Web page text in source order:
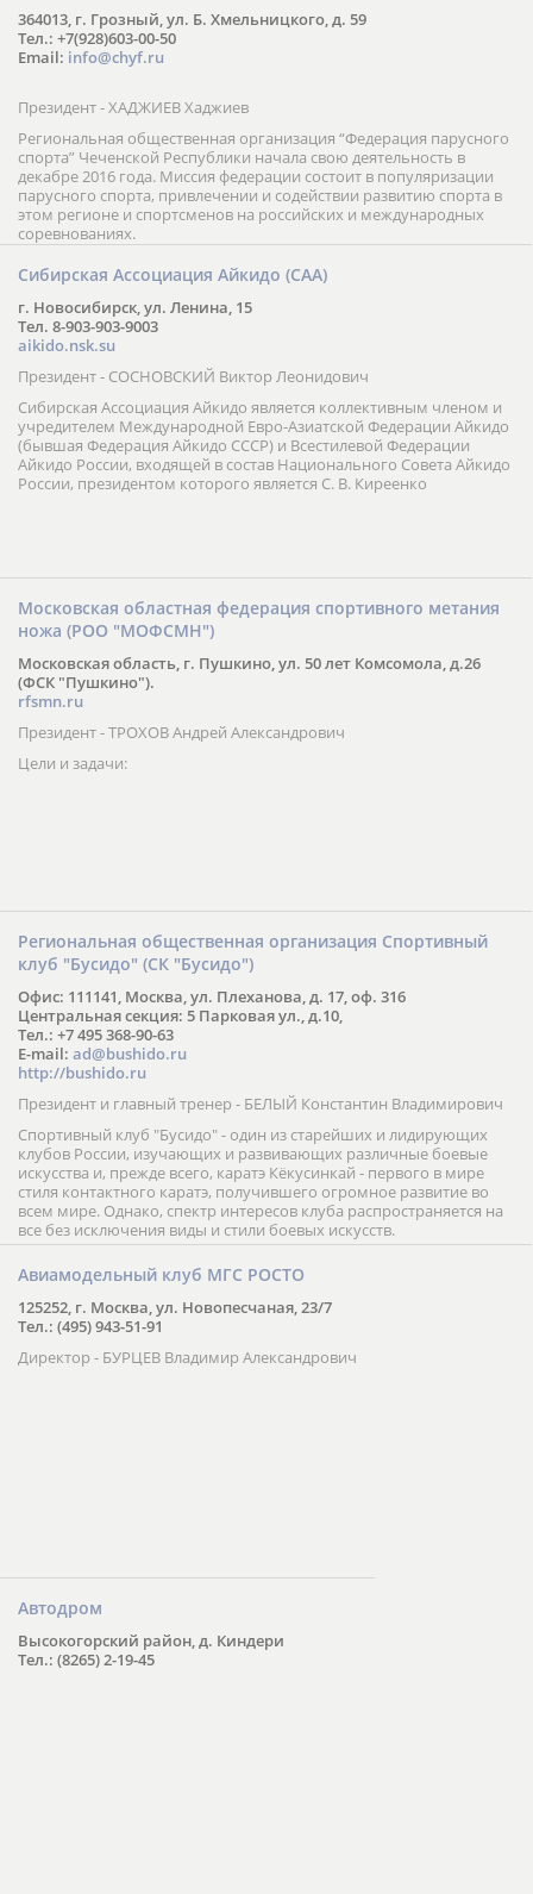
364013, г. Грозный, ул. Б. Хмельницкого, д. 59
Тел.: +7(928)603-00-50
Email: info@chyf.ru
Президент - ХАДЖИЕВ Хаджиев
Региональная общественная организация “Федерация парусного
спорта” Чеченской Республики начала свою деятельность в
декабре 2016 года. Миссия федерации состоит в популяризации
парусного спорта, привлечении и содействии развитию спорта в
этом регионе и спортсменов на российских и международных
соревнованиях.
Сибирская Ассоциация Айкидо (САА)
г. Новосибирск, ул. Ленина, 15
Тел. 8-903-903-9003
aikido.nsk.su
Президент - СОСНОВСКИЙ Виктор Леонидович
Сибирская Ассоциация Айкидо является коллективным членом и
учредителем Международной Евро-Азиатской Федерации Айкидо
(бывшая Федерация Айкидо СССР) и Всестилевой Федерации
Айкидо России, входящей в состав Национального Совета Айкидо
России, президентом которого является С. В. Киреенко
Московская областная федерация спортивного метания
ножа (РОО "МОФСМН")
Московская область, г. Пушкино, ул. 50 лет Комсомола, д.26
(ФСК "Пушкино").
rfsmn.ru
Президент - ТРОХОВ Андрей Александрович
Цели и задачи:
Региональная общественная организация Спортивный
клуб "Бусидо" (СК "Бусидо")
Офис: 111141, Москва, ул. Плеханова, д. 17, оф. 316
Центральная секция: 5 Парковая ул., д.10,
Тел.: +7 495 368-90-63
E-mail: ad@bushido.ru
http://bushido.ru
Президент и главный тренер - БЕЛЫЙ Константин Владимирович
Спортивный клуб "Бусидо" - один из старейших и лидирующих
клубов России, изучающих и развивающих различные боевые
искусства и, прежде всего, каратэ Кёкусинкай - первого в мире
стиля контактного каратэ, получившего огромное развитие во
всем мире. Однако, спектр интересов клуба распространяется на
все без исключения виды и стили боевых искусств.
Авиамодельный клуб МГС РОСТО
125252, г. Москва, ул. Новопесчаная, 23/7
Тел.: (495) 943-51-91
Директор - БУРЦЕВ Владимир Александрович
Автодром
Высокогорский район, д. Киндери
Тел.: (8265) 2-19-45